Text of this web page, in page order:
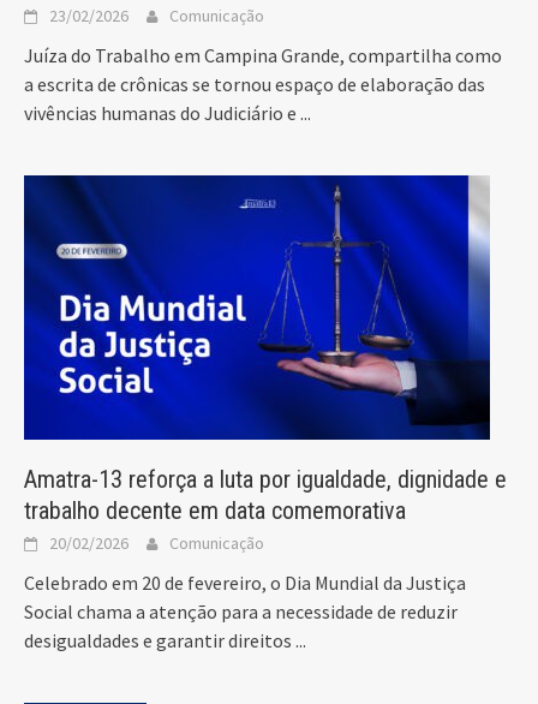
23/02/2026 Comunicação
Juíza do Trabalho em Campina Grande, compartilha como
a escrita de crônicas se tornou espaço de elaboração das
vivências humanas do Judiciário e ...
Amatra-13 reforça a luta por igualdade, dignidade e
trabalho decente em data comemorativa
20/02/2026 Comunicação
Celebrado em 20 de fevereiro, o Dia Mundial da Justiça
Social chama a atenção para a necessidade de reduzir
desigualdades e garantir direitos ...